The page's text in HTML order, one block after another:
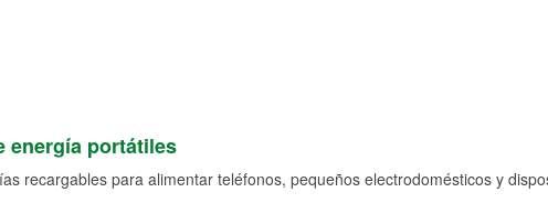
energía portátiles
recargables para alimentar teléfonos, pequeños electrodomésticos y